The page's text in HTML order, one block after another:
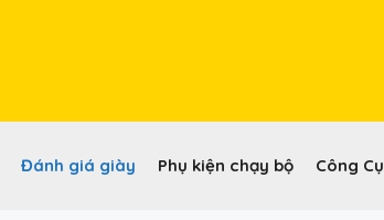
Đánh giá giày Phụ kiện chạy bộ Công Cụ